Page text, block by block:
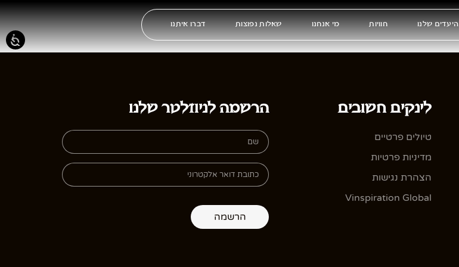
היעדים שלנו חוויות מי אנחנו שאלות נפוצות דברו איתנו
לינקים חשובים
טיולים פרטיים
מדיניות פרטיות
הצהרת נגישות
Vinspiration Global
הרשמה לניוזלטר שלנו
הרשמה